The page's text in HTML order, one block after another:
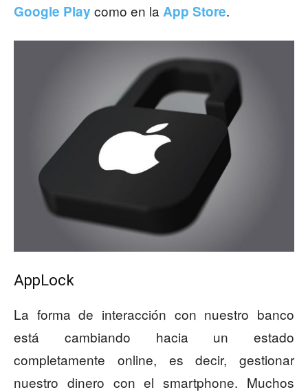
Google Play como en la App Store.
AppLock
La forma de interacción con nuestro banco
está cambiando hacia un estado
completamente online, es decir, gestionar
nuestro dinero con el smartphone. Muchos